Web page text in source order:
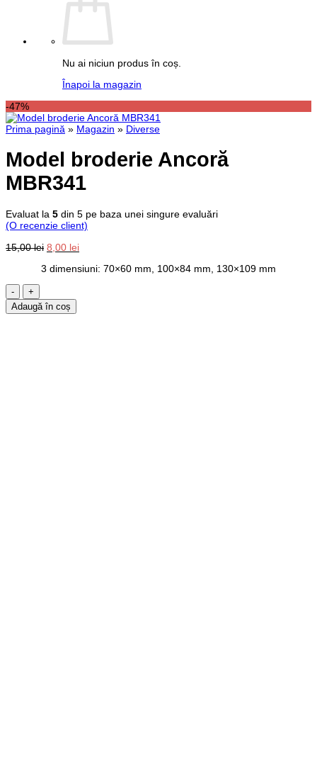
Nu ai niciun produs în coș.
Înapoi la magazin
-47%
Prima pagină » Magazin » Diverse
Model broderie Ancoră
MBR341
Evaluat la 5 din 5 pe baza unei singure evaluări
(O recenzie client)
15,00lei Prețul
a
8,00 leiPrețul
este:
3 dimensiuni: 70×60 mm, 100×84 mm, 130×109 mm
Cantitate
Model
broderie
Adaugă în coș